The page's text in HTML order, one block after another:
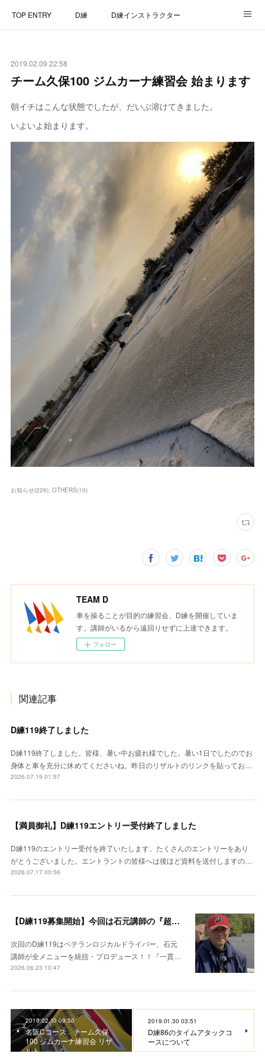
TOP ENTRY D練 D練インストラクター
2019.02.09 22:58
チーム久保100 ジムカーナ練習会 始まります
朝イチはこんな状態でしたが、だいぶ溶けてきました。
いよいよ始まります。
お知らせ(226) OTHERS(10)
TEAM D
車を操ることが目的の練習会、D練を開催していま
す。講師がいるから遠回りせずに上達できます。
フォロー
関連記事
D練119終了しました
D練119終了しました。皆様、暑い中お疲れ様でした。暑い1日でしたのでお
身体と車を充分に休めてくださいね。昨日のリザルトのリンクを貼ってお…
2026.07.19 01:57
【満員御礼】D練119エントリー受付終了しました
D練119のエントリー受付を終了いたします。たくさんのエントリーをあり
がとうございました。エントラントの皆様へは後ほど資料を送付しますの…
2026.07.17 00:56
【D練119募集開始】今回は石元講師の『超集中レクチャー』
次回のD練119はベテランロジカルドライバー、石元
講師が全メニューを統括・プロデュース！！『一貫…
2026.06.23 10:47
2019.02.10 09:50
名阪Cコース チーム久保
100 ジムカーナ練習会 リザ
ルト
2019.01.30 03:51
D練86のタイムアタックコ
ースについて